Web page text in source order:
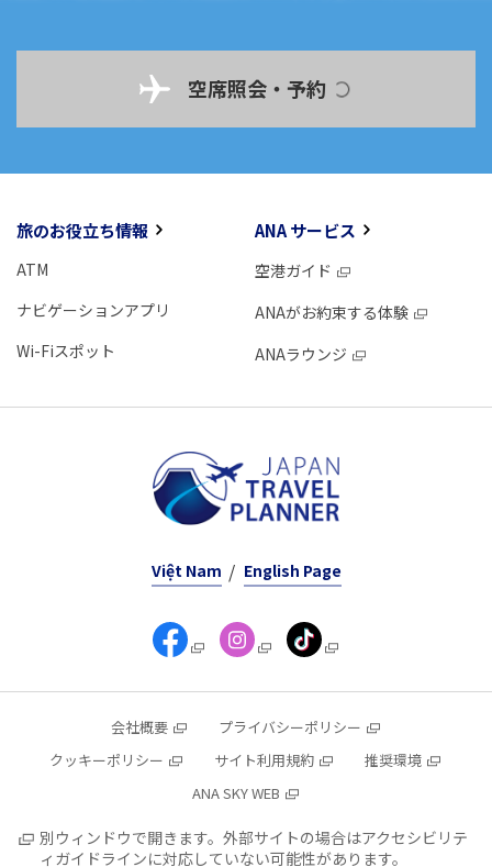
空席照会・予約
旅のお役立ち情報
ATM
ナビゲーションアプリ
Wi-Fiスポット
ANA サービス
空港ガイド
ANAがお約束する体験
ANAラウンジ
Việt Nam English Page
会社概要
プライバシーポリシー
クッキーポリシー
サイト利用規約
推奨環境
ANA SKY WEB
別ウィンドウで開きます。外部サイトの場合はアクセシビリテ
ィガイドラインに対応していない可能性があります。